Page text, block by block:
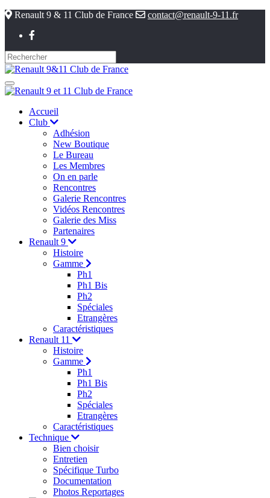
Renault 9 & 11 Club de France
contact@renault-9-11.fr
Accueil
Club
Adhésion
New Boutique
Le Bureau
Les Membres
On en parle
Rencontres
Galerie Rencontres
Vidéos Rencontres
Galerie des Miss
Partenaires
Renault 9
Histoire
Gamme
Ph1
Ph1 Bis
Ph2
Spéciales
Etrangères
Caractéristiques
Renault 11
Histoire
Gamme
Ph1
Ph1 Bis
Ph2
Spéciales
Etrangères
Caractéristiques
Technique
Bien choisir
Entretien
Spécifique Turbo
Documentation
Photos Reportages